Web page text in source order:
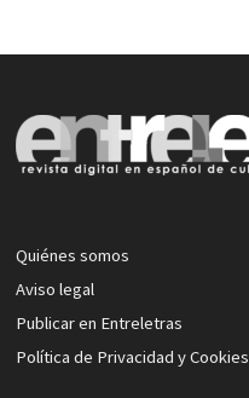
Quiénes somos
Aviso legal
Publicar en Entreletras
Política de Privacidad y Cookies